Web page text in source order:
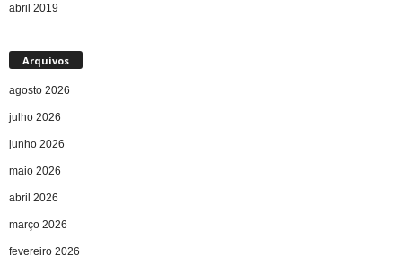
abril 2019
Arquivos
agosto 2026
julho 2026
junho 2026
maio 2026
abril 2026
março 2026
fevereiro 2026